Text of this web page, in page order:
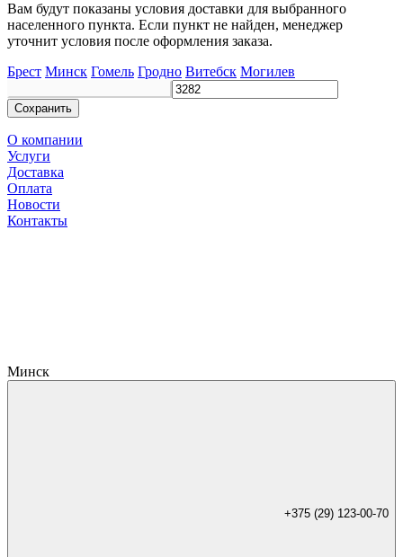
Вам будут показаны условия доставки для выбранного
населенного пункта. Если пункт не найден, менеджер
уточнит условия после оформления заказа.
Брест Минск Гомель Гродно Витебск Могилев
Сохранить
О компании
Услуги
Доставка
Оплата
Новости
Контакты
Минск
+375 (29) 123-00-70